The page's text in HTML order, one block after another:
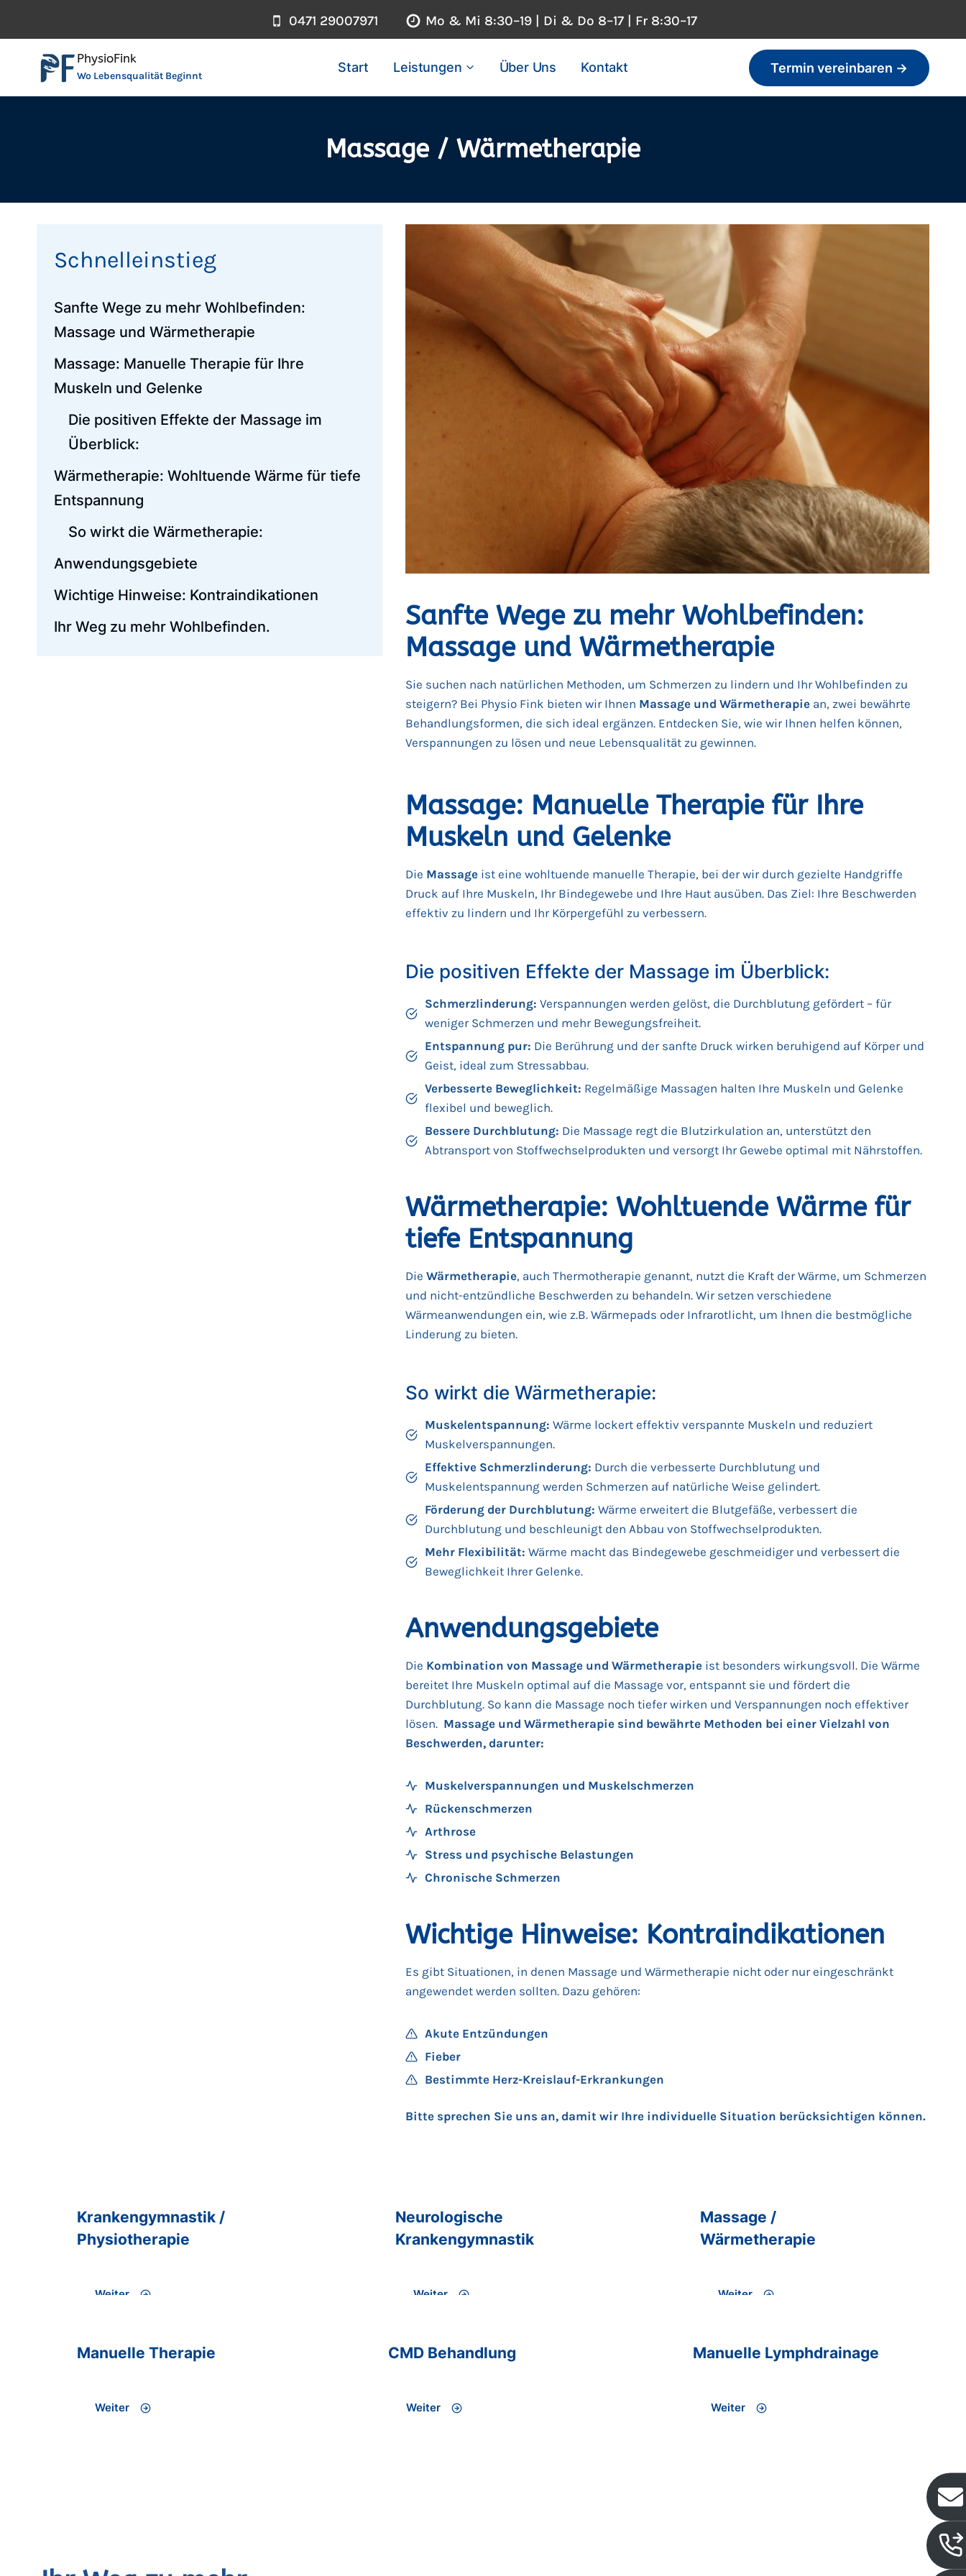
0471 29007971 Mo & Mi 8:30–19 | Di & Do 8–17 | Fr 8:30–17
PhysioFink
Wo Lebensqualität Beginnt
Start Leistungen Über Uns Kontakt Termin vereinbaren ->
Massage / Wärmetherapie
Schnelleinstieg
Sanfte Wege zu mehr Wohlbefinden:
Massage und Wärmetherapie
Massage: Manuelle Therapie für Ihre
Muskeln und Gelenke
Die positiven Effekte der Massage im
Überblick:
Wärmetherapie: Wohltuende Wärme für tiefe
Entspannung
So wirkt die Wärmetherapie:
Anwendungsgebiete
Wichtige Hinweise: Kontraindikationen
Ihr Weg zu mehr Wohlbefinden.
Sanfte Wege zu mehr Wohlbefinden:
Massage und Wärmetherapie
Sie suchen nach natürlichen Methoden, um Schmerzen zu lindern und Ihr Wohlbefinden zu
steigern? Bei Physio Fink bieten wir Ihnen Massage und Wärmetherapiean, zwei bewährte
Behandlungsformen, die sich ideal ergänzen. Entdecken Sie, wie wir Ihnen helfen können,
Verspannungen zu lösen und neue Lebensqualität zu gewinnen.
Massage: Manuelle Therapie für Ihre
Muskeln und Gelenke
Die Massageist eine wohltuende manuelle Therapie, bei der wir durch gezielte Handgriffe
Druck auf Ihre Muskeln, Ihr Bindegewebe und Ihre Haut ausüben. Das Ziel: Ihre Beschwerden
effektiv zu lindern und Ihr Körpergefühl zu verbessern.
Die positiven Effekte der Massage im Überblick:
Schmerzlinderung: Verspannungen werden gelöst, die Durchblutung gefördert – für
weniger Schmerzen und mehr Bewegungsfreiheit.
Entspannung pur: Die Berührung und der sanfte Druck wirken beruhigend auf Körper und
Geist, ideal zum Stressabbau.
Verbesserte Beweglichkeit: Regelmäßige Massagen halten Ihre Muskeln und Gelenke
flexibel und beweglich.
Bessere Durchblutung: Die Massage regt die Blutzirkulation an, unterstützt den
Abtransport von Stoffwechselprodukten und versorgt Ihr Gewebe optimal mit Nährstoffen.
Wärmetherapie: Wohltuende Wärme für
tiefe Entspannung
Die Wärmetherapie, auch Thermotherapie genannt, nutzt die Kraft der Wärme, um Schmerzen
und nicht-entzündliche Beschwerden zu behandeln. Wir setzen verschiedene
Wärmeanwendungen ein, wie z.B. Wärmepads oder Infrarotlicht, um Ihnen die bestmögliche
Linderung zu bieten.
So wirkt die Wärmetherapie:
Muskelentspannung: Wärme lockert effektiv verspannte Muskeln und reduziert
Muskelverspannungen.
Effektive Schmerzlinderung: Durch die verbesserte Durchblutung und
Muskelentspannung werden Schmerzen auf natürliche Weise gelindert.
Förderung der Durchblutung: Wärme erweitert die Blutgefäße, verbessert die
Durchblutung und beschleunigt den Abbau von Stoffwechselprodukten.
Mehr Flexibilität: Wärme macht das Bindegewebe geschmeidiger und verbessert die
Beweglichkeit Ihrer Gelenke.
Anwendungsgebiete
Die Kombination von Massage und Wärmetherapieist besonders wirkungsvoll. Die Wärme
bereitet Ihre Muskeln optimal auf die Massage vor, entspannt sie und fördert die
Durchblutung. So kann die Massage noch tiefer wirken und Verspannungen noch effektiver
lösen. Massage und Wärmetherapie sind bewährte Methoden bei einer Vielzahl von
Beschwerden, darunter:
Muskelverspannungen und Muskelschmerzen
Rückenschmerzen
Arthrose
Stress und psychische Belastungen
Chronische Schmerzen
Wichtige Hinweise: Kontraindikationen
Es gibt Situationen, in denen Massage und Wärmetherapie nicht oder nur eingeschränkt
angewendet werden sollten. Dazu gehören:
Akute Entzündungen
Fieber
Bestimmte Herz-Kreislauf-Erkrankungen
Bitte sprechen Sie uns an, damit wir Ihre individuelle Situation berücksichtigen können.
Krankengymnastik /
Physiotherapie
Weiter
Neurologische
Krankengymnastik
Weiter
Massage /
Wärmetherapie
Weiter
Manuelle Therapie
Weiter
CMD Behandlung
Weiter
Manuelle Lymphdrainage
Weiter